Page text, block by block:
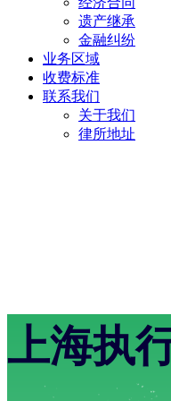
遗产继承
金融纠纷
业务区域
收费标准
联系我们
关于我们
律所地址
上海执